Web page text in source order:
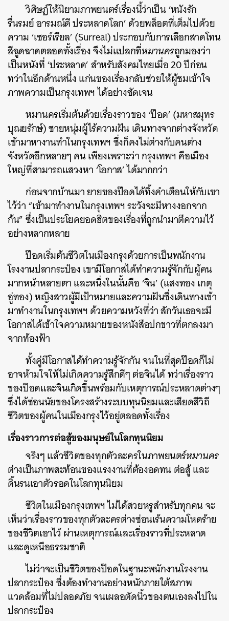
วิศิษฏ์ให้นิยามภาพยนตร์เรื่องนี้ว่าเป็น ‘หนังรัก
รื่นรมย์ อารมณ์ดี ประหลาดโลก’ ด้วยพล็อตที่เต็มไปด้วย
ความ ‘เซอร์เรียล’ (Surreal) ประกอบกับการเลือกสาดโทน
สีฉูดฉาดตลอดทั้งเรื่อง จึงไม่แปลกที่หมานครถูกมองว่า
เป็นหนังที่ ‘ประหลาด’ สำหรับสังคมไทยเมื่อ 20 ปีก่อน
ทว่าในอีกด้านหนึ่ง แก่นของเรื่องกลับช่วยให้ผู้ชมเข้าใจ
ภาพความเป็นกรุงเทพฯ ได้อย่างชัดเจน
หมานครเริ่มต้นด้วยเรื่องราวของ ‘ป๊อด’ (มหาสมุทร
บุณยรักษ์) ชายหนุ่มผู้ไร้ความฝัน เดินทางจากต่างจังหวัด
เข้ามาหางานทำในกรุงเทพฯ ซึ่งก็คงไม่ต่างกับคนต่าง
จังหวัดอีกหลายๆ คน เพียงเพราะว่า กรุงเทพฯ คือเมือง
ใหญ่ที่สามารถแสวงหา ‘โอกาส’ ได้มากกว่า
ก่อนจากบ้านมา ยายของป๊อดได้ทิ้งคำเตือนให้กับเขา
ไว้ว่า “เข้ามาทำงานในกรุงเทพฯ ระวังจะมีหางงอกจาก
ก้น” ซึ่งเป็นประโยคยอดฮิตของเรื่องที่ถูกนำมาตีความไว้
อย่างหลากหลาย
ป๊อดเริ่มต้นชีวิตในเมืองกรุงด้วยการเป็นพนักงาน
โรงงานปลากระป๋อง เขามีโอกาสได้ทำความรู้จักกับผู้คน
มากหน้าหลายตา และหนึ่งในนั้นคือ ‘จิน’ (แสงทอง เกตุ
อู่ทอง) หญิงสาวผู้มีเป้าหมายและความฝันซึ่งเดินทางเข้า
มาทำงานในกรุงเทพฯ ด้วยความหวังที่ว่า สักวันเธอจะมี
โอกาสได้เข้าใจความหมายของหนังสือปกขาวที่ตกลงมา
จากท้องฟ้า
ทั้งคู่มีโอกาสได้ทำความรู้จักกันจนในที่สุดป๊อดก็ไม่
อาจห้ามใจให้ไม่เกิดความรู้สึกดีๆ ต่อจินได้ ทว่าเรื่องราว
ของป๊อดและจินเกิดขึ้นพร้อมกับเหตุการณ์ประหลาดต่างๆ
ซึ่งได้ซ่อนนัยของโครงสร้างระบบทุนนิยมและเสียดสีวิถี
ชีวิตของผู้คนในเมืองกรุงไว้อยู่ตลอดทั้งเรื่อง
เรื่องราวการต่อสู้ของมนุษย์ในโลกทุนนิยม
จริงๆ แล้วชีวิตของทุกตัวละครในภาพยนตร์หมานคร
ต่างเป็นภาพสะท้อนของแรงงานที่ต้องอดทน ต่อสู้ และ
ดิ้นรนเอาตัวรอดในโลกทุนนิยม
ชีวิตในเมืองกรุงเทพฯ ไม่ได้สวยหรูสำหรับทุกคน จะ
เห็นว่าเรื่องราวของทุกตัวละครต่างซ่อนเร้นความโหดร้าย
ของชีวิตเอาไว้ ผ่านเหตุการณ์และเรื่องราวที่ประหลาด
และดูเหนือธรรมชาติ
ไม่ว่าจะเป็นชีวิตของป๊อดในฐานะพนักงานโรงงาน
ปลากระป๋อง ซึ่งต้องทำงานอย่างหนักภายใต้สภาพ
แวดล้อมที่ไม่ปลอดภัย จนเผลอตัดนิ้วของตนเองลงไปใน
ปลากระป๋อง